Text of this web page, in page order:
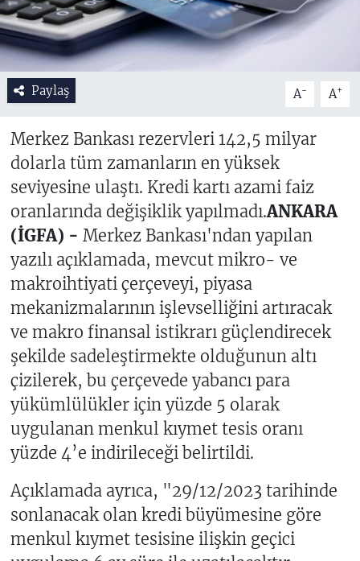
Paylaş A- A+
Merkez Bankası rezervleri 142,5 milyar
dolarla tüm zamanların en yüksek
seviyesine ulaştı. Kredi kartı azami faiz
oranlarında değişiklik yapılmadı.ANKARA
(İGFA) - Merkez Bankası'ndan yapılan
yazılı açıklamada, mevcut mikro- ve
makroihtiyati çerçeveyi, piyasa
mekanizmalarının işlevselliğini artıracak
ve makro finansal istikrarı güçlendirecek
şekilde sadeleştirmekte olduğunun altı
çizilerek, bu çerçevede yabancı para
yükümlülükler için yüzde 5 olarak
uygulanan menkul kıymet tesis oranı
yüzde 4’e indirileceği belirtildi.
Açıklamada ayrıca, "29/12/2023 tarihinde
sonlanacak olan kredi büyümesine göre
menkul kıymet tesisine ilişkin geçici